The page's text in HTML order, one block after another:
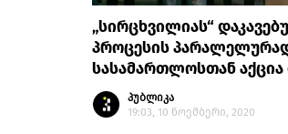
„სირცხვილიას“
პროცესის
სასამართლოსთან აქცია
პუბლიკა
19:03, 10 ნოემბერი, 2020